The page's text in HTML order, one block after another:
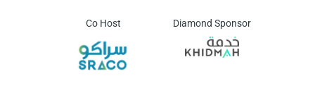
Co Host Diamond Sponsor